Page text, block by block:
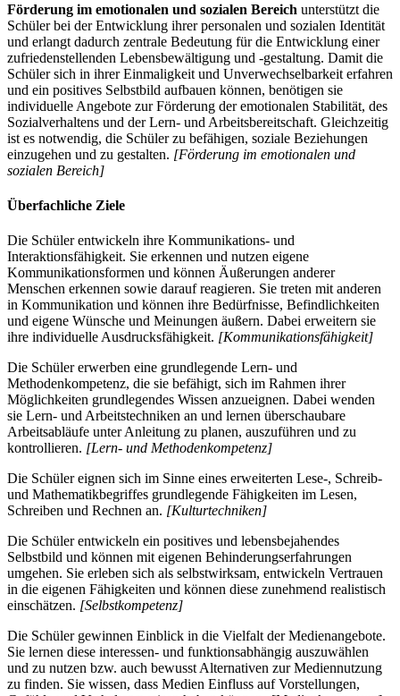
Förderung im emotionalen und sozialen Bereich unterstützt die
Schüler bei der Entwicklung ihrer personalen und sozialen Identität
und erlangt dadurch zentrale Bedeutung für die Entwicklung einer
zufriedenstellenden Lebensbewältigung und -gestaltung. Damit die
Schüler sich in ihrer Einmaligkeit und Unverwechselbarkeit erfahren
und ein positives Selbstbild aufbauen können, benötigen sie
individuelle Angebote zur Förderung der emotionalen Stabilität, des
Sozialverhaltens und der Lern- und Arbeitsbereitschaft. Gleichzeitig
ist es notwendig, die Schüler zu befähigen, soziale Beziehungen
einzugehen und zu gestalten. [Förderung im emotionalen und
sozialen Bereich]
Überfachliche Ziele
Die Schüler entwickeln ihre Kommunikations- und
Interaktionsfähigkeit. Sie erkennen und nutzen eigene
Kommunikationsformen und können Äußerungen anderer
Menschen erkennen sowie darauf reagieren. Sie treten mit anderen
in Kommunikation und können ihre Bedürfnisse, Befindlichkeiten
und eigene Wünsche und Meinungen äußern. Dabei erweitern sie
ihre individuelle Ausdrucksfähigkeit. [Kommunikationsfähigkeit]
Die Schüler erwerben eine grundlegende Lern- und
Methodenkompetenz, die sie befähigt, sich im Rahmen ihrer
Möglichkeiten grundlegendes Wissen anzueignen. Dabei wenden
sie Lern- und Arbeitstechniken an und lernen überschaubare
Arbeitsabläufe unter Anleitung zu planen, auszuführen und zu
kontrollieren. [Lern- und Methodenkompetenz]
Die Schüler eignen sich im Sinne eines erweiterten Lese-, Schreib-
und Mathematikbegriffes grundlegende Fähigkeiten im Lesen,
Schreiben und Rechnen an. [Kulturtechniken]
Die Schüler entwickeln ein positives und lebensbejahendes
Selbstbild und können mit eigenen Behinderungserfahrungen
umgehen. Sie erleben sich als selbstwirksam, entwickeln Vertrauen
in die eigenen Fähigkeiten und können diese zunehmend realistisch
einschätzen. [Selbstkompetenz]
Die Schüler gewinnen Einblick in die Vielfalt der Medienangebote.
Sie lernen diese interessen- und funktionsabhängig auszuwählen
und zu nutzen bzw. auch bewusst Alternativen zur Mediennutzung
zu finden. Sie wissen, dass Medien Einfluss auf Vorstellungen,